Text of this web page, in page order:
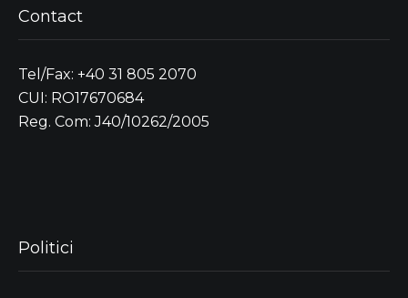
Contact
Tel/Fax: +40 31 805 2070
CUI: RO17670684
Reg. Com: J40/10262/2005
Politici